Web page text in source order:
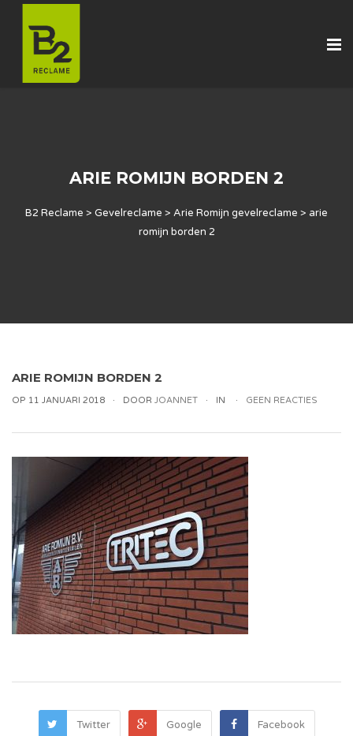
ARIE ROMIJN BORDEN 2
B2 Reclame > Gevelreclame > Arie Romijn gevelreclame > arie
romijn borden 2
ARIE ROMIJN BORDEN 2
OP 11 JANUARI 2018 DOOR JOANNET IN GEEN REACTIES
Twitter Google Facebook